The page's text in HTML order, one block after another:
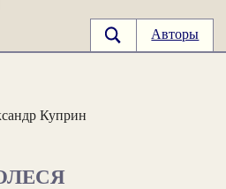
Авторы
Куприн